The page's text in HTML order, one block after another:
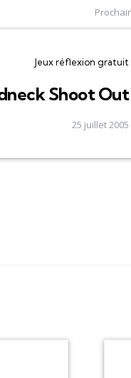
Jeux réflexion gratuit
Shoot Out
25 juillet 2005